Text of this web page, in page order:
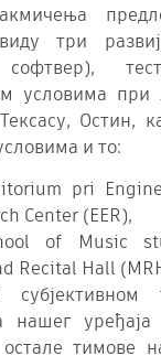
три
условима при
Остин,
и то:
pri
Center (EER),
of Music
Recital Hall
нашег
тимове